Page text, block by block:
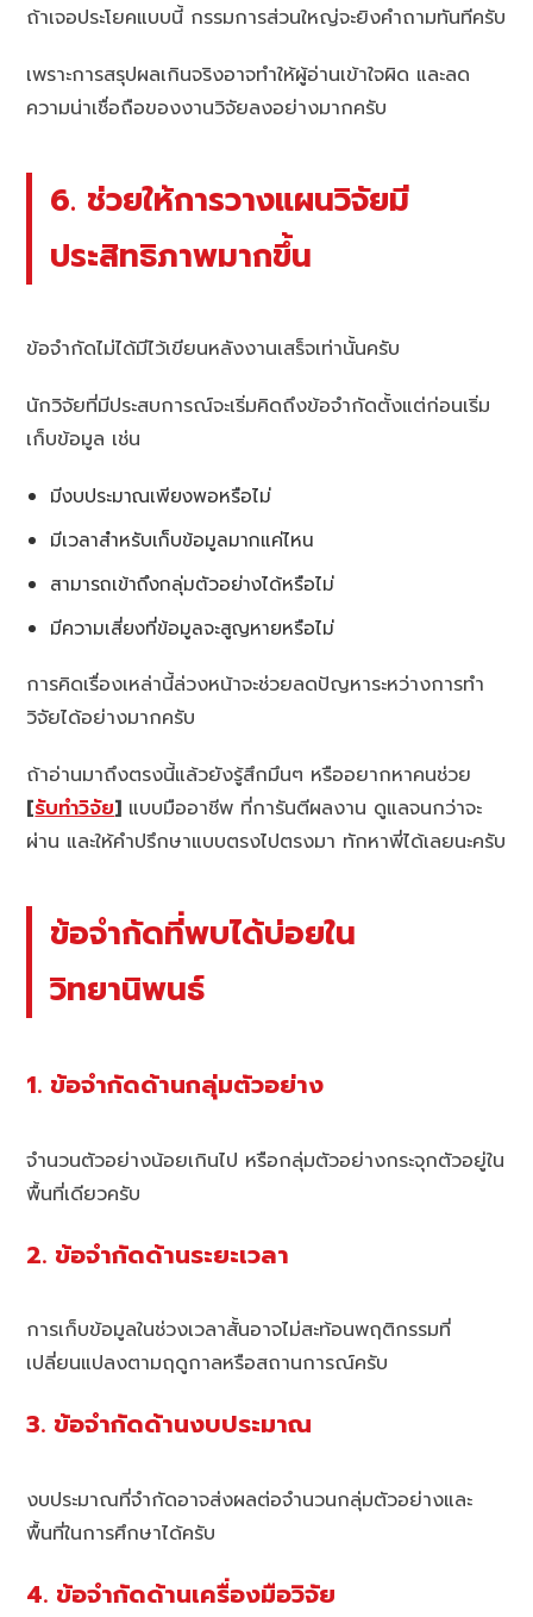
ถ้าเจอประโยคแบบนี้ กรรมการส่วนใหญ่จะยิงคำถามทันทีครับ
เพราะการสรุปผลเกินจริงอาจทำให้ผู้อ่านเข้าใจผิด และลด
ความน่าเชื่อถือของงานวิจัยลงอย่างมากครับ
6. ช่วยให้การวางแผนวิจัยมี
ประสิทธิภาพมากขึ้น
ข้อจำกัดไม่ได้มีไว้เขียนหลังงานเสร็จเท่านั้นครับ
นักวิจัยที่มีประสบการณ์จะเริ่มคิดถึงข้อจำกัดตั้งแต่ก่อนเริ่ม
เก็บข้อมูล เช่น
มีงบประมาณเพียงพอหรือไม่
มีเวลาสำหรับเก็บข้อมูลมากแค่ไหน
สามารถเข้าถึงกลุ่มตัวอย่างได้หรือไม่
มีความเสี่ยงที่ข้อมูลจะสูญหายหรือไม่
การคิดเรื่องเหล่านี้ล่วงหน้าจะช่วยลดปัญหาระหว่างการทำ
วิจัยได้อย่างมากครับ
ถ้าอ่านมาถึงตรงนี้แล้วยังรู้สึกมึนๆ หรืออยากหาคนช่วย
[รับทำวิจัย] แบบมืออาชีพ ที่การันตีผลงาน ดูแลจนกว่าจะ
ผ่าน และให้คำปรึกษาแบบตรงไปตรงมา ทักหาพี่ได้เลยนะครับ
ข้อจำกัดที่พบได้บ่อยใน
วิทยานิพนธ์
1. ข้อจำกัดด้านกลุ่มตัวอย่าง
จำนวนตัวอย่างน้อยเกินไป หรือกลุ่มตัวอย่างกระจุกตัวอยู่ใน
พื้นที่เดียวครับ
2. ข้อจำกัดด้านระยะเวลา
การเก็บข้อมูลในช่วงเวลาสั้นอาจไม่สะท้อนพฤติกรรมที่
เปลี่ยนแปลงตามฤดูกาลหรือสถานการณ์ครับ
3. ข้อจำกัดด้านงบประมาณ
งบประมาณที่จำกัดอาจส่งผลต่อจำนวนกลุ่มตัวอย่างและ
พื้นที่ในการศึกษาได้ครับ
4. ข้อจำกัดด้านเครื่องมือวิจัย